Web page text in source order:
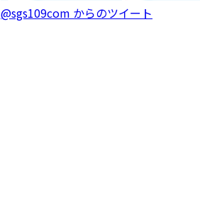
@sgs109com からのツイート